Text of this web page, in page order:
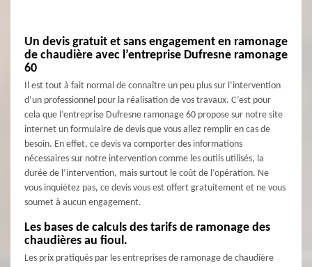
Un devis gratuit et sans engagement en ramonage
de chaudière avec l’entreprise Dufresne ramonage
60
Il est tout à fait normal de connaître un peu plus sur l’intervention
d’un professionnel pour la réalisation de vos travaux. C’est pour
cela que l’entreprise Dufresne ramonage 60 propose sur notre site
internet un formulaire de devis que vous allez remplir en cas de
besoin. En effet, ce devis va comporter des informations
nécessaires sur notre intervention comme les outils utilisés, la
durée de l’intervention, mais surtout le coût de l’opération. Ne
vous inquiétez pas, ce devis vous est offert gratuitement et ne vous
soumet à aucun engagement.
Les bases de calculs des tarifs de ramonage des
chaudières au fioul.
Les prix pratiqués par les entreprises de ramonage de chaudière